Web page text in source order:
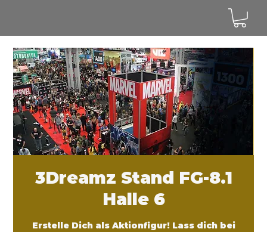
3Dreamz Stand FG-8.1
Halle 6
Erstelle Dich als Aktionfigur! Lass dich bei